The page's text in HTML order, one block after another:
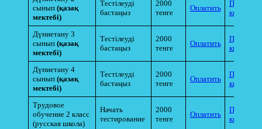
сынып (қазақ
мектебі)
Тестілеуді
бастаңыз
2000
тенге
Оплатить
Дүниетану 3
сынып (қазақ
мектебі)
Тестілеуді
бастаңыз
2000
тенге
Оплатить
Дүниетану 4
сынып (қазақ
мектебі)
Тестілеуді
бастаңыз
2000
тенге
Оплатить
Трудовое
обучение 2 класс
(русская школа)
Начать
тестирование
2000
тенге
Оплатить